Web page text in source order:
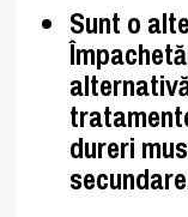
Sunt o
dureri